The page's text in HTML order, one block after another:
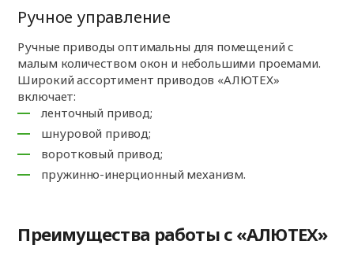
Ручное управление
Ручные приводы оптимальны для помещений с
малым количеством окон и небольшими проемами.
Широкий ассортимент приводов «АЛЮТЕХ»
включает:
ленточный привод;
шнуровой привод;
воротковый привод;
пружинно-инерционный механизм.
Преимущества работы с «АЛЮТЕХ»